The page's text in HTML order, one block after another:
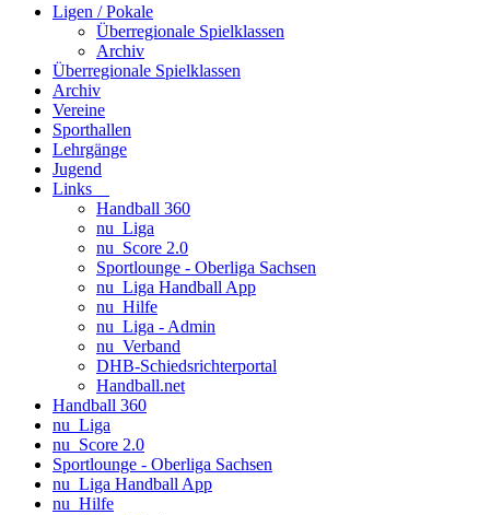
Ligen / Pokale
Überregionale Spielklassen
Archiv
Überregionale Spielklassen
Archiv
Vereine
Sporthallen
Lehrgänge
Jugend
Links
Handball 360
nu_Liga
nu_Score 2.0
Sportlounge - Oberliga Sachsen
nu_Liga Handball App
nu_Hilfe
nu_Liga - Admin
nu_Verband
DHB-Schiedsrichterportal
Handball.net
Handball 360
nu_Liga
nu_Score 2.0
Sportlounge - Oberliga Sachsen
nu_Liga Handball App
nu_Hilfe